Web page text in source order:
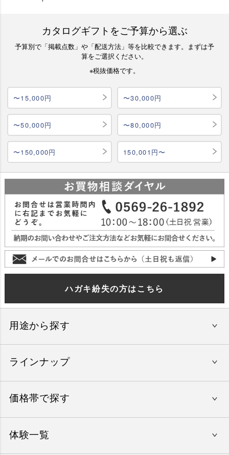
カタログギフトをご予算から選ぶ
予算別で「掲載点数」や「配送方法」等を比較できます。まずは予
算をご選択ください。
※税抜価格です。
〜15,000円 〜30,000円
〜50,000円 〜80,000円
〜150,000円 150,001円〜
ハガキ紛失の方はこちら
用途から探す
還暦祝い
入学祝い
就職祝い
ラインナップ
やすらぎの旅
価格帯で探す
〜15,000円
体験一覧